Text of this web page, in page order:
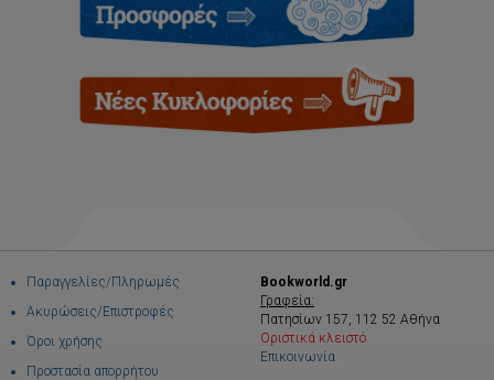
Παραγγελίες/Πληρωμές
Ακυρώσεις/Επιστροφές
Όροι χρήσης
Προστασία απορρήτου
Bookworld.gr
Γραφεία:
Πατησίων 157, 112 52 Αθήνα
Οριστικά κλειστό
Επικοινωνία